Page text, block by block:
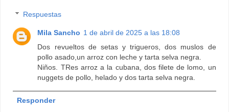
Respuestas
Mila Sancho 1 de abril de 2025 a las 18:08
Dos revueltos de setas y trigueros, dos muslos de
pollo asado,un arroz con leche y tarta selva negra.
Niños. TRes arroz a la cubana, dos filete de lomo, un
nuggets de pollo, helado y dos tarta selva negra.
Responder